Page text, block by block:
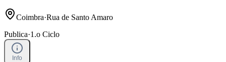
Coimbra·Rua de Santo Amaro
Publica·1.o Ciclo
Info